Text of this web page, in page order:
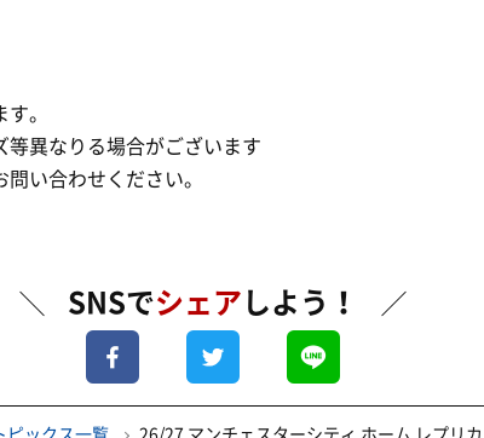
。
異なりる場合がございます
い合わせください。
SNSでシェア しよう！